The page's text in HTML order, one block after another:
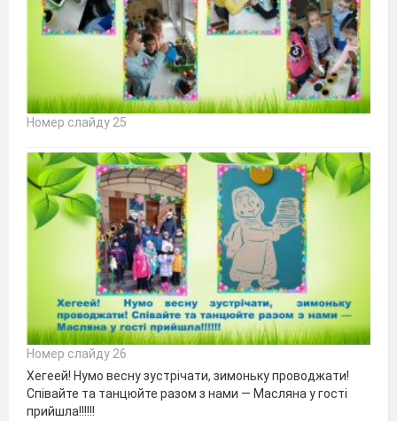
Номер слайду 25
Номер слайду 26
Хегеей! Нумо весну зустрічати, зимоньку проводжати!
Співайте та танцюйте разом з нами — Масляна у гості
прийшла!!!!!!